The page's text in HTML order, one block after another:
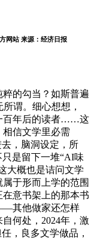
网站 来源： 经济日报
的勾当？如斯普遍
谓。细心想想，
百年后的读者……这
信文学里必需
，脑洞设定，所
是留下一堆“AI味
大概也是诘问文学
于形而上学的范围
意书架上的那本书
其他做家还怎样
何处，2024年，激
，良多文学做品，